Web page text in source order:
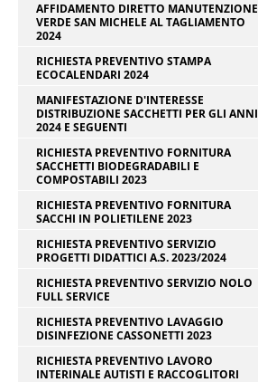
AFFIDAMENTO DIRETTO MANUTENZIONE
VERDE SAN MICHELE AL TAGLIAMENTO
2024
RICHIESTA PREVENTIVO STAMPA
ECOCALENDARI 2024
MANIFESTAZIONE D'INTERESSE
DISTRIBUZIONE SACCHETTI PER GLI ANNI
2024 E SEGUENTI
RICHIESTA PREVENTIVO FORNITURA
SACCHETTI BIODEGRADABILI E
COMPOSTABILI 2023
RICHIESTA PREVENTIVO FORNITURA
SACCHI IN POLIETILENE 2023
RICHIESTA PREVENTIVO SERVIZIO
PROGETTI DIDATTICI A.S. 2023/2024
RICHIESTA PREVENTIVO SERVIZIO NOLO
FULL SERVICE
RICHIESTA PREVENTIVO LAVAGGIO
DISINFEZIONE CASSONETTI 2023
RICHIESTA PREVENTIVO LAVORO
INTERINALE AUTISTI E RACCOGLITORI